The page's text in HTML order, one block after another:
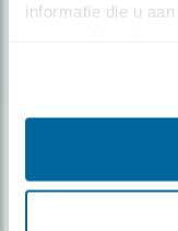
informatie die u
Ontvang 5 x